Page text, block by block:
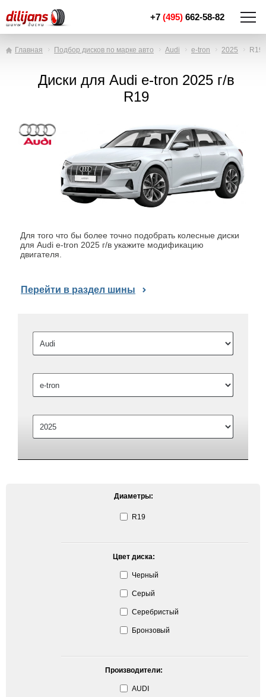
+7 (495) 662-58-82
Главная Подбор дисков по марке авто Audi e-tron 2025 R19
Диски для Audi e-tron 2025 г/в
R19
Для того что бы более точно подобрать колесные диски
для Audi e-tron 2025 г/в укажите модификацию
двигателя.
Перейти в раздел шины
Диаметры:
R19
Цвет диска:
Черный
Серый
Серебристый
Бронзовый
Производители:
AUDI